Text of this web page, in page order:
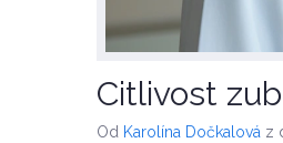
Citlivost
Od Karolína Dočkalová z